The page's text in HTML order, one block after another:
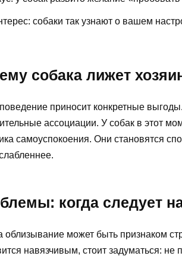
собаки так узнают о вашем
собака лижет
приносит конкретные
ассоциации. У собак в этот
самоуспокоения. Они становятся
когда следует
облизывание может быть признаком
навязчивым, стоит задуматься: